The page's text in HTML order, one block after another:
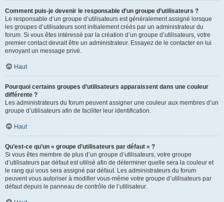
Comment puis-je devenir le responsable d’un groupe d’utilisateurs ?
Le responsable d’un groupe d’utilisateurs est généralement assigné lorsque
les groupes d’utilisateurs sont initialement créés par un administrateur du
forum. Si vous êtes intéressé par la création d’un groupe d’utilisateurs, votre
premier contact devrait être un administrateur. Essayez de le contacter en lui
envoyant un message privé.
Haut
Pourquoi certains groupes d’utilisateurs apparaissent dans une couleur
différente ?
Les administrateurs du forum peuvent assigner une couleur aux membres d’un
groupe d’utilisateurs afin de faciliter leur identification.
Haut
Qu’est-ce qu’un « groupe d’utilisateurs par défaut » ?
Si vous êtes membre de plus d’un groupe d’utilisateurs, votre groupe
d’utilisateurs par défaut est utilisé afin de déterminer quelle sera la couleur et
le rang qui vous sera assigné par défaut. Les administrateurs du forum
peuvent vous autoriser à modifier vous-même votre groupe d’utilisateurs par
défaut depuis le panneau de contrôle de l’utilisateur.